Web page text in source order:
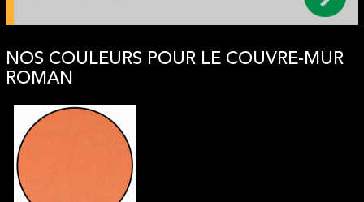
NOS COULEURS POUR LE COUVRE-MUR
ROMAN